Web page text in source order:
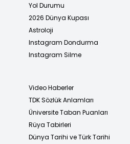
Yol Durumu
2026 Dünya Kupası
Astroloji
Instagram Dondurma
Instagram Silme
Video Haberler
TDK Sözlük Anlamları
Üniversite Taban Puanları
Rüya Tabirleri
Dünya Tarihi ve Türk Tarihi